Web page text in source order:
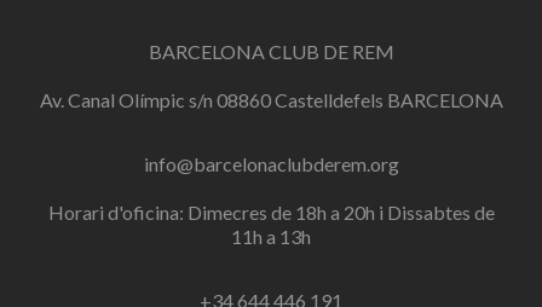
BARCELONA CLUB DE REM
Av. Canal Olímpic s/n 08860 Castelldefels BARCELONA
info@barcelonaclubderem.org
Horari d'oficina: Dimecres de 18h a 20h i Dissabtes de
11h a 13h
+34 644 446 191